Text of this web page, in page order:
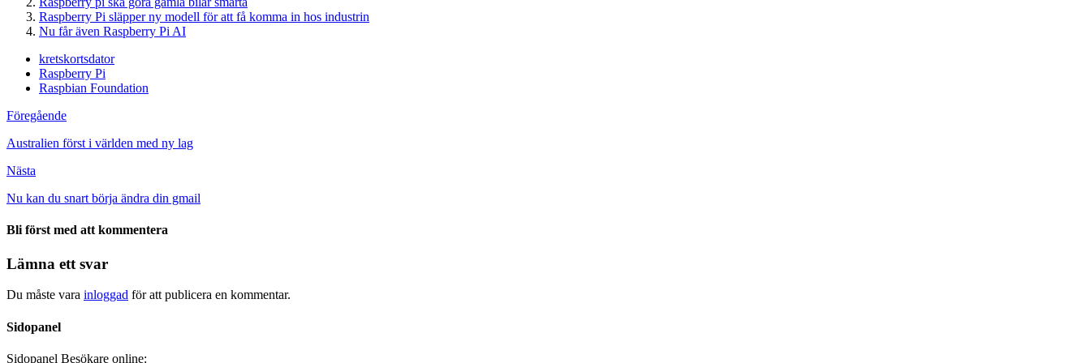
Raspberry Pi släpper ny modell för att få komma in hos industrin
Nu får även Raspberry Pi AI
kretskortsdator
Raspberry Pi
Raspbian Foundation
Föregående
Australien först i världen med ny lag
Nästa
Nu kan du snart börja ändra din gmail
Bli först med att kommentera
Lämna ett svar
Du måste vara inloggad för att publicera en kommentar.
Sidopanel
Sidopanel Besökare online: